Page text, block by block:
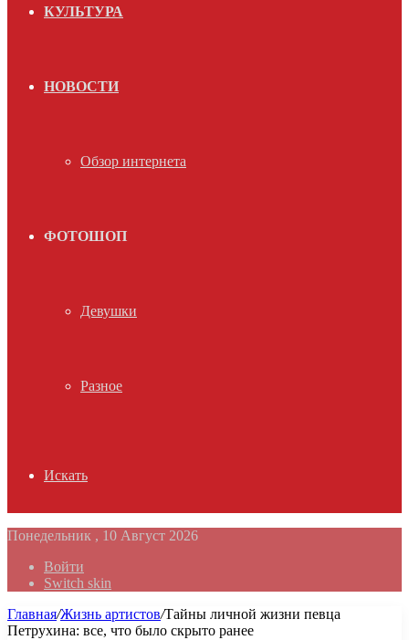
КУЛЬТУРА
НОВОСТИ
Обзор интернета
ФОТОШОП
Девушки
Разное
Искать
Понедельник , 10 Август 2026
Войти
Switch skin
Главная/Жизнь артистов/Тайны личной жизни певца
Петрухина: все, что было скрыто ранее